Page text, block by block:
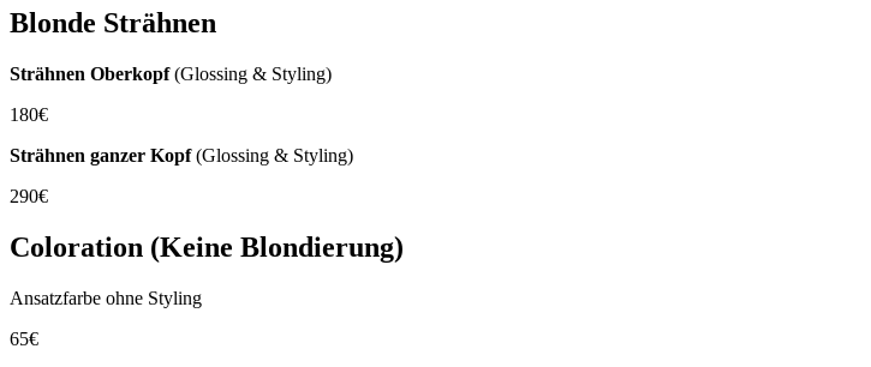
Blonde Strähnen
Strähnen Oberkopf(Glossing & Styling)
180€
Strähnen ganzer Kopf (Glossing & Styling)
290€
Coloration (Keine Blondierung)
Ansatzfarbe ohne Styling
65€